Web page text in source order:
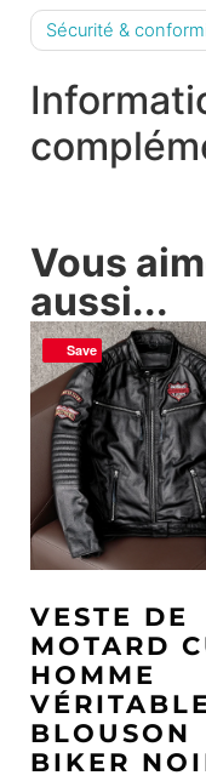
Sécurité &
Vous
aussi...
Save
VESTE DE
MOTARD
HOMME
BLOUSON
BIKER